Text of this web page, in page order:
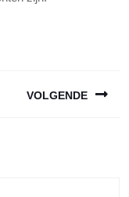
VOLGENDE